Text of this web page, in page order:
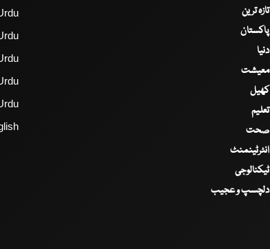
تازہ ترین
پاکستان
دنیا
معیشت
کھیل
تعلیم
صحت
انٹرٹینمنٹ
ٹیکنالوجی
دلچسپ و عجیب